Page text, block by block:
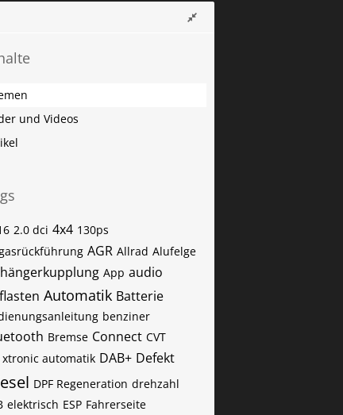
und Videos
2.0 dci 4x4 130ps
AGR Allrad Alufelge
App audio
Automatik Batterie
benziner
Bremse Connect CVT
xtronic automatik DAB+ Defekt
DPF Regeneration drehzahl
elektrisch ESP Fahrerseite